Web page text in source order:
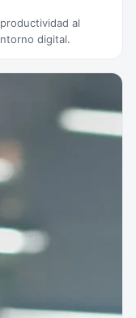
al
digital.